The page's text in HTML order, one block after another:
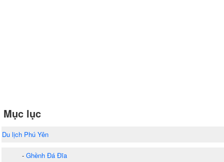
Mục lục
Du lịch Phú Yên
- Ghềnh Đá Đĩa